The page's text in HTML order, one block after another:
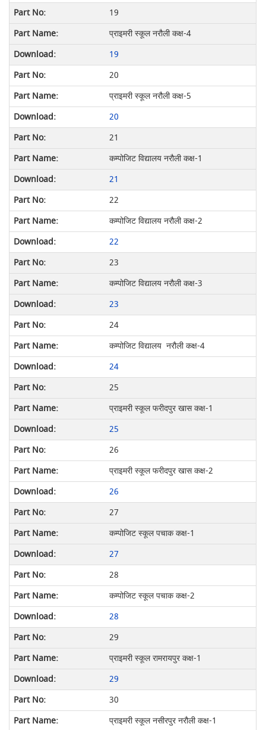
19
प्राइमरी स्कूल नरौली कक्ष-4
19
20
प्राइमरी स्कूल नरौली कक्ष-5
20
21
कम्पोजिट विद्यालय नरौली कक्ष-1
21
22
कम्पोजिट विद्यालय नरौली कक्ष-2
22
23
कम्पोजिट विद्यालय नरौली कक्ष-3
23
24
कम्पोजिट विद्यालय नरौली कक्ष-4
24
25
प्राइमरी स्कूल फरीदपुर खास कक्ष-1
25
26
प्राइमरी स्कूल फरीदपुर खास कक्ष-2
26
27
कम्पोजिट स्कूल पचाक कक्ष-1
27
28
कम्पोजिट स्कूल पचाक कक्ष-2
28
29
प्राइमरी स्कूल रामरायपुर कक्ष-1
29
30
प्राइमरी स्कूल नसीरपुर नरौली कक्ष-1